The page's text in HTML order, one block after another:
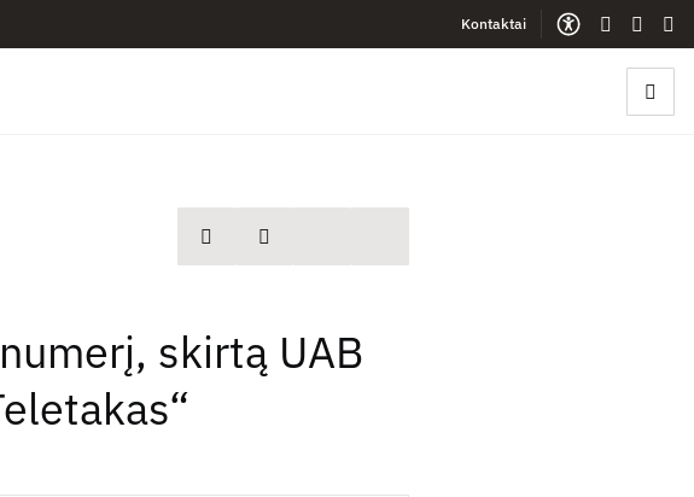
Kontaktai
Gestų
spausdintiDalintis
skirtą UAB